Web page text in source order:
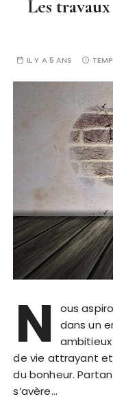
Les
IL Y A 5 ANS
N
ous
dans un
de vie attrayant
du bonheur.
s’avère…